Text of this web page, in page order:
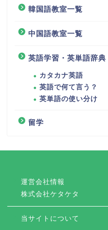
韓国語教室一覧
中国語教室一覧
英語学習・英単語辞典
カタカナ英語
英語で何て言う？
英単語の使い分け
留学
運営会社情報
株式会社ケタケタ
当サイトについて